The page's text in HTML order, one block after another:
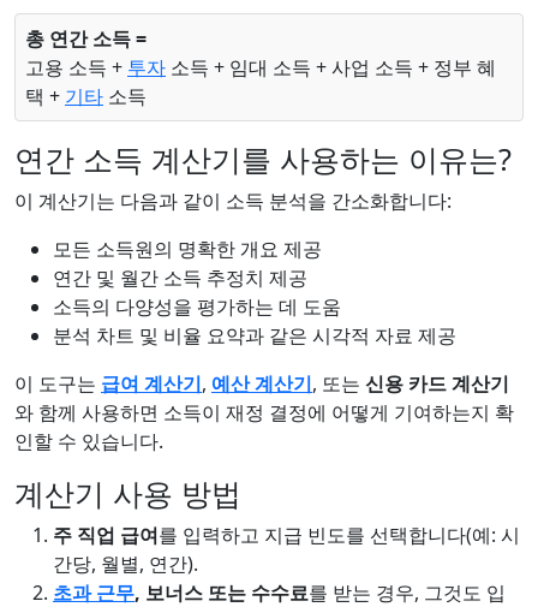
총 연간 소득 =
고용 소득 + 투자 소득 + 임대 소득 + 사업 소득 + 정부 혜
택 + 기타 소득
연간 소득 계산기를 사용하는 이유는?
이 계산기는 다음과 같이 소득 분석을 간소화합니다:
모든 소득원의 명확한 개요 제공
연간 및 월간 소득 추정치 제공
소득의 다양성을 평가하는 데 도움
분석 차트 및 비율 요약과 같은 시각적 자료 제공
이 도구는 급여 계산기, 예산 계산기, 또는 신용 카드 계산기
와 함께 사용하면 소득이 재정 결정에 어떻게 기여하는지 확
인할 수 있습니다.
계산기 사용 방법
주 직업 급여를 입력하고 지급 빈도를 선택합니다(예: 시
간당, 월별, 연간).
초과 근무, 보너스 또는 수수료를 받는 경우, 그것도 입